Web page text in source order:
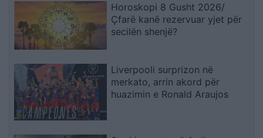
Horoskopi 8 Gusht 2026/
Çfarë kanë rezervuar yjet për
secilën shenjë?
Liverpooli surprizon në
merkato, arrin akord për
huazimin e Ronald Araujos